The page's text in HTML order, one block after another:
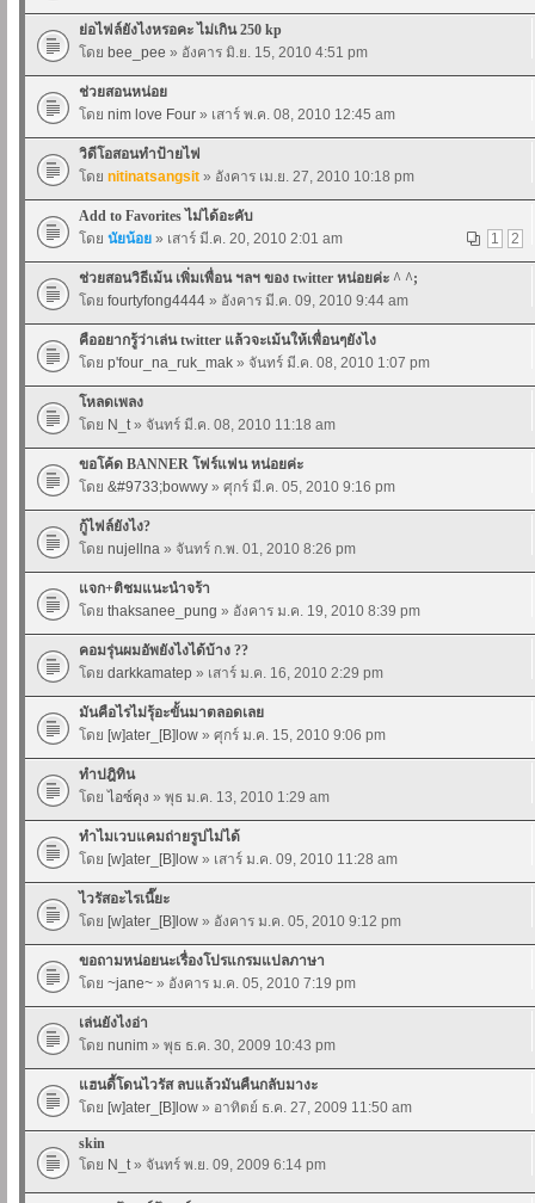
ย่อไฟล์ยังไงหรอคะ ไม่เกิน 250 kp
โดย bee_pee » อังคาร มิ.ย. 15, 2010 4:51 pm
ช่วยสอนหน่อย
โดย nim love Four » เสาร์ พ.ค. 08, 2010 12:45 am
วิดีโอสอนทำป้ายไฟ
โดย nitinatsangsit » อังคาร เม.ย. 27, 2010 10:18 pm
Add to Favorites ไม่ได้อะคับ
1
2
โดย นัยน้อย » เสาร์ มี.ค. 20, 2010 2:01 am
ช่วยสอนวิธีเม้น เพิ่มเพื่อน ฯลฯ ของ twitter หน่อยค่ะ ^ ^;
โดย fourtyfong4444 » อังคาร มี.ค. 09, 2010 9:44 am
คืออยากรู้ว่าเล่น twitter แล้วจะเม้นให้เพื่อนๆยังไง
โดย p'four_na_ruk_mak » จันทร์ มี.ค. 08, 2010 1:07 pm
โหลดเพลง
โดย N_t» จันทร์ มี.ค. 08, 2010 11:18 am
ขอโค้ด BANNER โฟร์แฟน หน่อยค่ะ
โดย &#9733;bowwy » ศุกร์ มี.ค. 05, 2010 9:16 pm
กู้ไฟล์ยังไง?
โดย nujellna » จันทร์ ก.พ. 01, 2010 8:26 pm
แจก+ติชมแนะนำจร้า
โดย thaksanee_pung » อังคาร ม.ค. 19, 2010 8:39 pm
คอมรุ่นผมอัพยังไงได้บ้าง ??
โดย darkkamatep » เสาร์ ม.ค. 16, 2010 2:29 pm
มันคือไรไม่รุ้อะขั้นมาตลอดเลย
โดย [w]ater_[B]low » ศุกร์ ม.ค. 15, 2010 9:06 pm
ทำปฎิทิน
โดย ไอซ์คุง » พุธ ม.ค. 13, 2010 1:29 am
ทำไมเวบแคมถ่ายรูปไม่ได้
โดย [w]ater_[B]low » เสาร์ ม.ค. 09, 2010 11:28 am
ไวรัสอะไรเนี๊ยะ
โดย [w]ater_[B]low » อังคาร ม.ค. 05, 2010 9:12 pm
ขอถามหน่อยนะเรื่องโปรแกรมแปลภาษา
โดย ~jane~ » อังคาร ม.ค. 05, 2010 7:19 pm
เล่นยังไงอ่า
โดย nunim » พุธ ธ.ค. 30, 2009 10:43 pm
แฮนดี้โดนไวรัส ลบแล้วมันคืนกลับมางะ
โดย [w]ater_[B]low » อาทิตย์ ธ.ค. 27, 2009 11:50 am
skin
โดย N_t» จันทร์ พ.ย. 09, 2009 6:14 pm